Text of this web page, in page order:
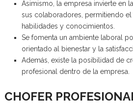
Asimismo, la empresa invierte en
sus colaboradores, permitiendo
habilidades y conocimientos.
Se fomenta un ambiente laboral
orientado al bienestar y la
Además, existe la posibilidad de
profesional dentro de la empresa.
CHOFER